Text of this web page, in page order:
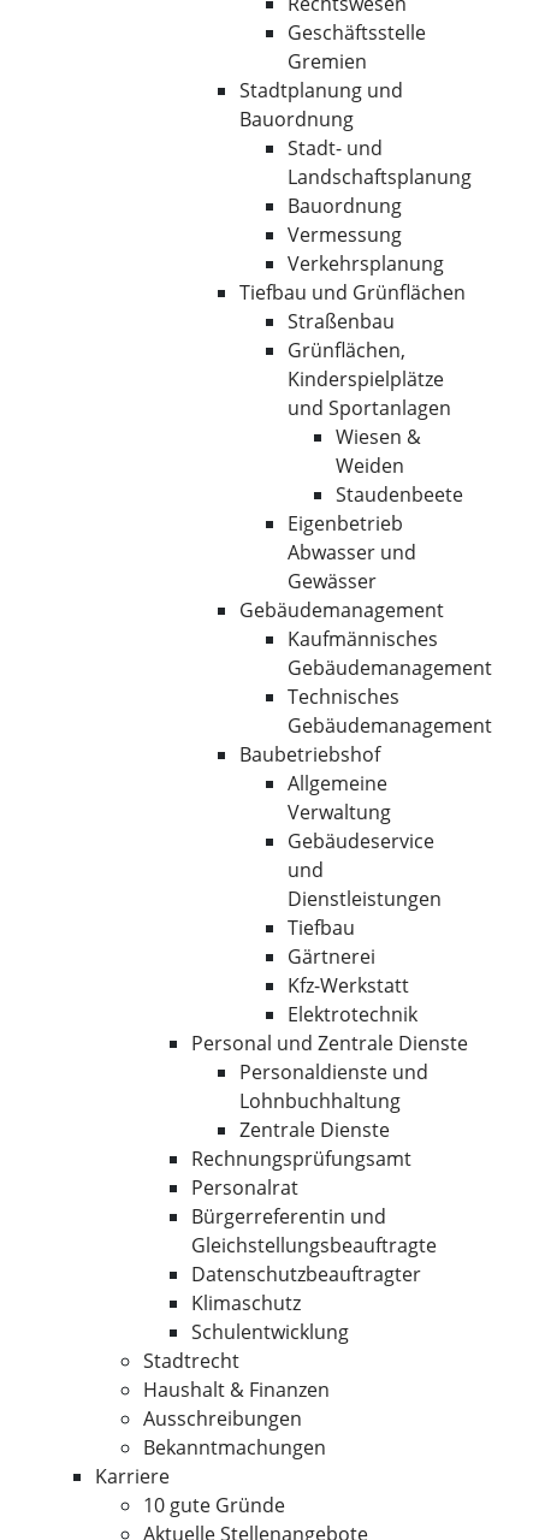
Geschäftsstelle
Gremien
Stadtplanung und
Bauordnung
Stadt- und
Landschaftsplanung
Bauordnung
Vermessung
Verkehrsplanung
Tiefbau und Grünflächen
Straßenbau
Grünflächen,
Kinderspielplätze
und Sportanlagen
Wiesen &
Weiden
Staudenbeete
Eigenbetrieb
Abwasser und
Gewässer
Gebäudemanagement
Kaufmännisches
Gebäudemanagement
Technisches
Gebäudemanagement
Baubetriebshof
Allgemeine
Verwaltung
Gebäudeservice
und
Dienstleistungen
Tiefbau
Gärtnerei
Kfz-Werkstatt
Elektrotechnik
Personal und Zentrale Dienste
Personaldienste und
Lohnbuchhaltung
Zentrale Dienste
Rechnungsprüfungsamt
Personalrat
Bürgerreferentin und
Gleichstellungsbeauftragte
Datenschutzbeauftragter
Klimaschutz
Schulentwicklung
Stadtrecht
Haushalt & Finanzen
Ausschreibungen
Bekanntmachungen
Karriere
10 gute Gründe
Aktuelle Stellenangebote